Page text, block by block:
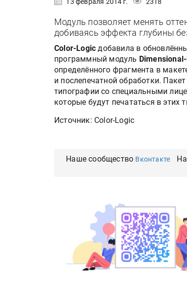
Модуль позволяет менять
добиваясь эффекта глубины
Color-Logic добавила в
программный модуль
определённого фрагмента в
и послепечатной обработки.
типографии со специальными
которые будут печататься в этих
Источник: Color-Logic
Наше сообщество Вконтакте